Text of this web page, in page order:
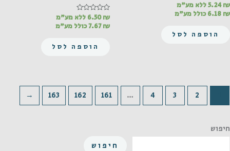
דורג
מתוך
5.24₪
ללא מע"מ
6.18 ₪ כולל מע"מ
הוספה לסל
דורג
מתוך
6.50₪
ללא מע"מ
7.67₪ כולל מע"מ
הוספה לסל
2
3
4
…
161
162
163
←
חיפוש
חיפוש